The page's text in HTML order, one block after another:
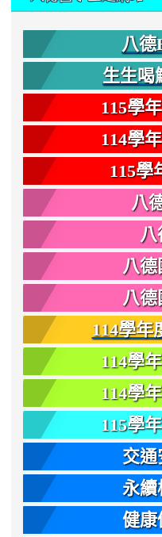
八德
生生喝
115學
114學
115學
八
八
八
114學年
114學
114學
115學
交通
永續
健康